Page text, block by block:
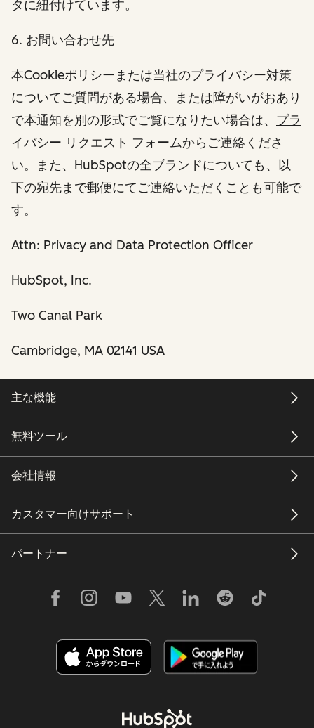
タに紐付けています。
6. お問い合わせ先
本Cookieポリシーまたは当社のプライバシー対策
についてご質問がある場合、または障がいがおあり
で本通知を別の形式でご覧になりたい場合は、 プラ
イバシー リクエスト フォームからご連絡くださ
い。また、HubSpotの全ブランドについても、以
下の宛先まで郵便にてご連絡いただくことも可能で
す。
Attn: Privacy and Data Protection Officer
HubSpot, Inc.
Two Canal Park
Cambridge, MA 02141 USA
主な機能
無料ツール
会社情報
カスタマー向けサポート
パートナー